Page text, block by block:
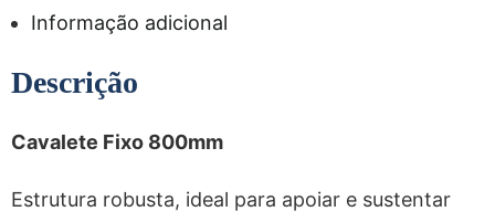
Informação adicional
Descrição
Cavalete Fixo 800mm
Estrutura robusta, ideal para apoiar e sustentar